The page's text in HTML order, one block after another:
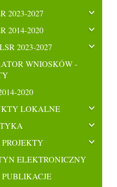
2023-2027
2014-2020
2023-2027
WNIOSKÓW -
2020
LOKALNE
ELEKTRONICZNY